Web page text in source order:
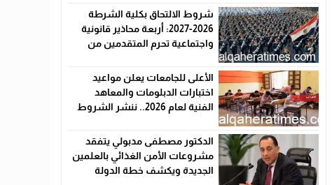
شروط الالتحاق بكلية الشرطة
2026-2027: أربعة محاذير قانونية
واجتماعية تحرم المتقدمين من
الأعلى للجامعات يعلن مواعيد
اختبارات الدبلومات والمعاهد
الفنية لعام 2026.. ننشر الشروط
الدكتور مصطفى مدبولي يتفقد
مشروعات الأمن الغذائي بالعلمين
الجديدة ويكشف خطة الدولة